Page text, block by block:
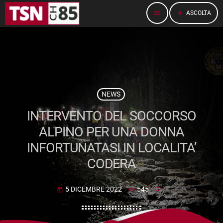
menu play_arrow ASCOLTA
NEWS
INTERVENTO DEL SOCCORSO
ALPINO PER UNA DONNA
INFORTUNATASI IN LOCALITA’
CODERA
today 5 DICEMBRE 2022 545